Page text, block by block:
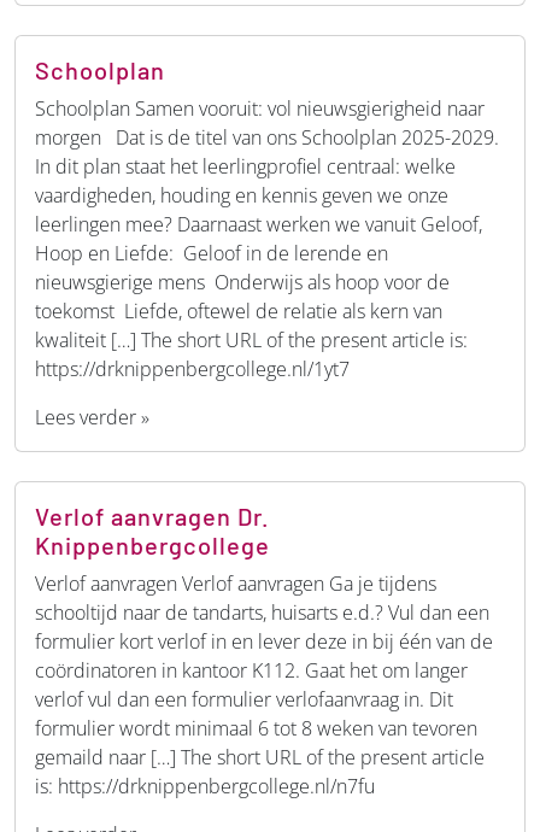
Schoolplan
Schoolplan Samen vooruit: vol nieuwsgierigheid naar
morgen Dat is de titel van ons Schoolplan 2025-2029.
In dit plan staat het leerlingprofiel centraal: welke
vaardigheden, houding en kennis geven we onze
leerlingen mee? Daarnaast werken we vanuit Geloof,
Hoop en Liefde: Geloof in de lerende en
nieuwsgierige mens Onderwijs als hoop voor de
toekomst Liefde, oftewel de relatie als kern van
kwaliteit […] The short URL of the present article is:
https://drknippenbergcollege.nl/1yt7
Lees verder »
Verlof aanvragen Dr.
Knippenbergcollege
Verlof aanvragen Verlof aanvragen Ga je tijdens
schooltijd naar de tandarts, huisarts e.d.? Vul dan een
formulier kort verlof in en lever deze in bij één van de
coördinatoren in kantoor K112. Gaat het om langer
verlof vul dan een formulier verlofaanvraag in. Dit
formulier wordt minimaal 6 tot 8 weken van tevoren
gemaild naar […] The short URL of the present article
is: https://drknippenbergcollege.nl/n7fu